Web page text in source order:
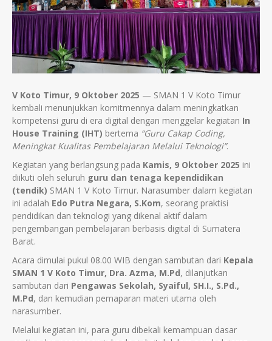
V Koto Timur, 9 Oktober 2025 — SMAN 1 V Koto Timur
kembali menunjukkan komitmennya dalam meningkatkan
kompetensi guru di era digital dengan menggelar kegiatan In
House Training (IHT) bertema “Guru Cakap Coding,
Meningkat Kualitas Pembelajaran Melalui Teknologi”.
Kegiatan yang berlangsung pada Kamis, 9 Oktober 2025 ini
diikuti oleh seluruh guru dan tenaga kependidikan
(tendik) SMAN 1 V Koto Timur. Narasumber dalam kegiatan
ini adalah Edo Putra Negara, S.Kom, seorang praktisi
pendidikan dan teknologi yang dikenal aktif dalam
pengembangan pembelajaran berbasis digital di Sumatera
Barat.
Acara dimulai pukul 08.00 WIB dengan sambutan dari Kepala
SMAN 1 V Koto Timur, Dra. Azma, M.Pd, dilanjutkan
sambutan dari Pengawas Sekolah, Syaiful, SH.I., S.Pd.,
M.Pd, dan kemudian pemaparan materi utama oleh
narasumber.
Melalui kegiatan ini, para guru dibekali kemampuan dasar